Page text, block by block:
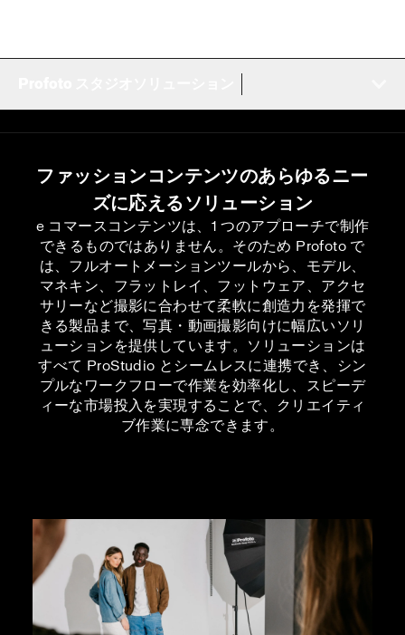
ファッションコンテンツのあらゆるニー
ズに応えるソリューション
e コマースコンテンツは、1 つのアプローチで制作
できるものではありません。そのため Profoto で
は、フルオートメーションツールから、モデル、
マネキン、フラットレイ、フットウェア、アクセ
サリーなど撮影に合わせて柔軟に創造力を発揮で
きる製品まで、写真・動画撮影向けに幅広いソリ
ューションを提供しています。ソリューションは
すべて ProStudio とシームレスに連携でき、シン
プルなワークフローで作業を効率化し、スピーデ
ィーな市場投入を実現することで、クリエイティ
ブ作業に専念できます。